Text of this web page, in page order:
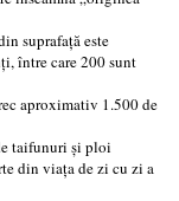
suprafață este
între care 200 sunt
aproximativ 1.500 de
taifunuri și ploi
din viața de zi cu zi a